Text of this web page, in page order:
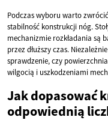
Podczas wyboru warto
stabilność konstrukcji nóg.
mechanizmie rozkładania są
przez dłuższy czas.
sprawdzenie, czy
wilgocią i uszkodzeniami
Jak dopasować
odpowiednią